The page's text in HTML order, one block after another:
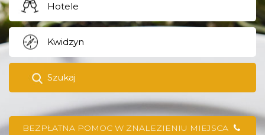
Szukaj
BEZPŁATNA POMOC W ZNALEZIENIU MIEJSCA